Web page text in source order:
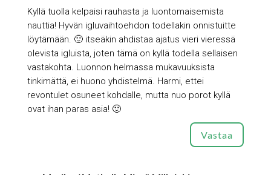
Kyllä tuolla kelpaisi rauhasta ja luontomaisemista
nauttia! Hyvän igluvaihtoehdon todellakin onnistuitte
löytämään. 🙂 itseäkin ahdistaa ajatus vieri vieressä
olevista igluista, joten tämä on kyllä todella sellaisen
vastakohta. Luonnon helmassa mukavuuksista
tinkimättä, ei huono yhdistelmä. Harmi, ettei
revontulet osuneet kohdalle, mutta nuo porot kyllä
ovat ihan paras asia! 🙂
Vastaa